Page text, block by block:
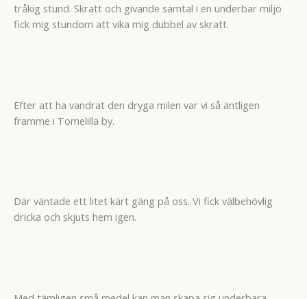
tråkig stund. Skratt och givande samtal i en underbar miljö
fick mig stundom att vika mig dubbel av skratt.
Efter att ha vandrat den dryga milen var vi så äntligen
framme i Tomelilla by.
Där väntade ett litet kärt gäng på oss. Vi fick välbehövlig
dricka och skjuts hem igen.